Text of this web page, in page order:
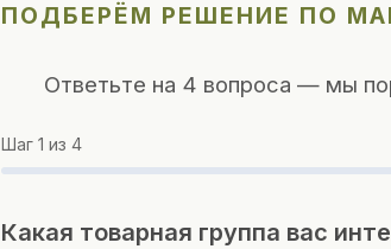
ПОДБЕРЁМ РЕШЕНИЕ ПО
Ответьте на 4 вопроса — мы
Шаг 1 из 4
Какая товарная группа вас